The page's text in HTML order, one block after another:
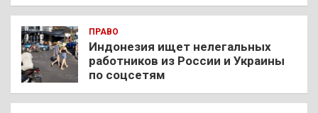
ПРАВО
Индонезия ищет нелегальных
работников из России и Украины
по соцсетям